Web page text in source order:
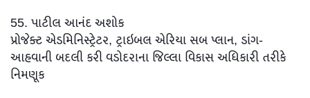
55. પાટીલ આનંદ અશોક
પ્રોજેક્ટ એડમિનિસ્ટ્રેટર, ટ્રાઇબલ એરિયા સબ પ્લાન, ડાંગ-
આહવાની બદલી કરી વડોદરાના જિલ્લા વિકાસ અધિકારી તરીકે
નિમણૂક